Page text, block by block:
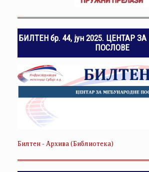
БИЛТЕН бр. 44, јун 2025. ЦЕНТАР
ПОСЛОВЕ
Билтен - Архива (Библиотека)